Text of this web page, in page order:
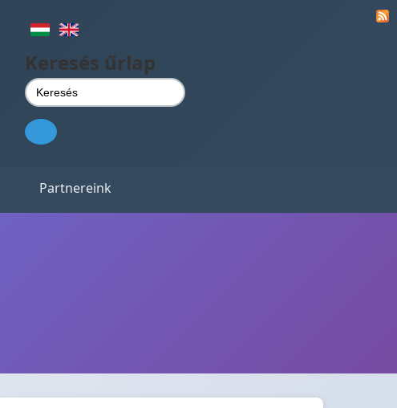
Keresés űrlap
Partnereink